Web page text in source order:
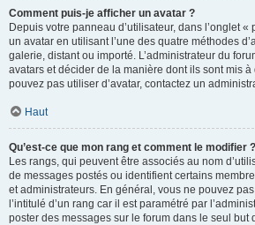
Comment puis-je afficher un avatar ?
Depuis votre panneau d’utilisateur, dans l’onglet
un avatar en utilisant l’une des quatre méthodes
galerie, distant ou importé. L’administrateur du
avatars et décider de la manière dont ils sont mis
pouvez pas utiliser d’avatar, contactez un
Haut
Qu’est-ce que mon rang et comment le modifier ?
Les rangs, qui peuvent être associés au nom
de messages postés ou identifient certains
et administrateurs. En général, vous ne pouvez
l’intitulé d’un rang car il est paramétré par
poster des messages sur le forum dans le seul but